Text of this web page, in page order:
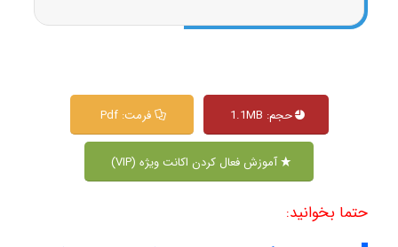
حجم: 1.1MB فرمت: Pdf
آموزش فعال کردن اکانت ویژه (VIP)
حتما بخوانید: